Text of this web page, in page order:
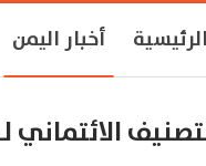
الرئيسية أخبار اليمن
الائتماني